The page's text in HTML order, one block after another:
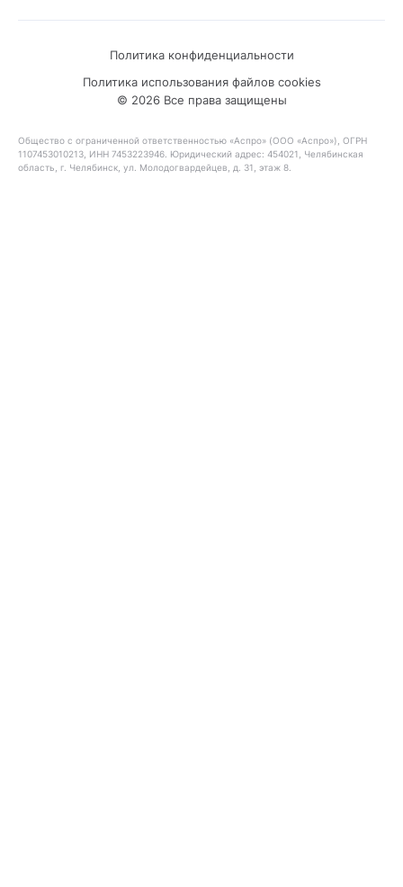
© 2026 Все права защищены
Политика конфиденциальности
Политика использования файлов cookies
Общество с ограниченной ответственностью «Аспро» (ООО «Аспро»), ОГРН
1107453010213, ИНН 7453223946. Юридический адрес: 454021, Челябинская
область, г. Челябинск, ул. Молодогвардейцев, д. 31, этаж 8.